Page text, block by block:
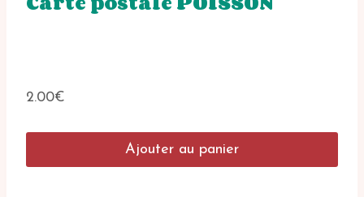
2.00€
Ajouter au panier